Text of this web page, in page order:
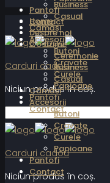
Pantofi
Contact
Carduri cadou
Niciun produs în coș.
Business
Casual
Cămăși
Accesorii
Butoni
Cravate
Curele
Papioane
Pantofi
Contact
Carduri cadou
Niciun produs în coș.
Home
Despre noi
Costume
Ceremonie
Business
Casual
Cămăși
Accesorii
Butoni
Cravate
Curele
Papioane
Pantofi
Contact